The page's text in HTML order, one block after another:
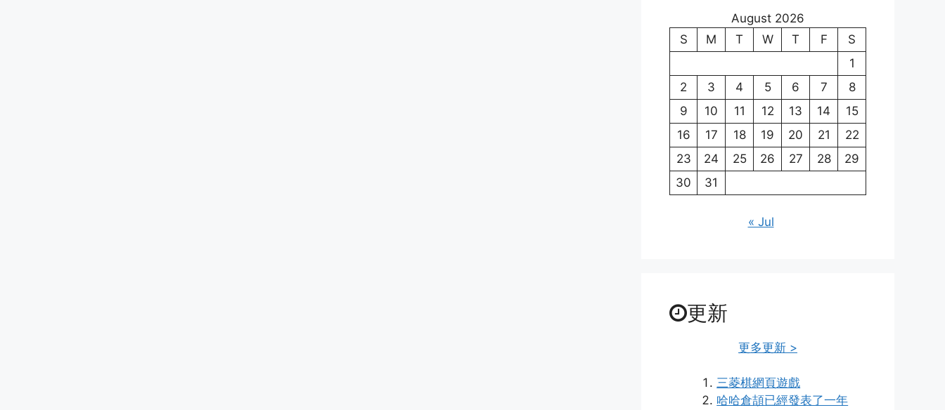
August 2026
S
M T W T F
S
1
2
3 4 5 6 7
8
9
10 11 12 13 14
15
16
17 18 19 20 21
22
23
24 25 26 27 28
29
30
31
« Jul
更新
更多更新 >
三菱棋網頁遊戲
哈哈倉頡已經發表了一年